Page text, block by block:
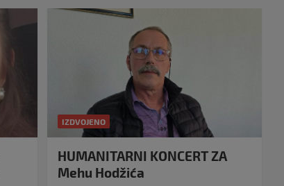
IZDVOJENO
HUMANITARNI KONCERT ZA
Mehu Hodžića